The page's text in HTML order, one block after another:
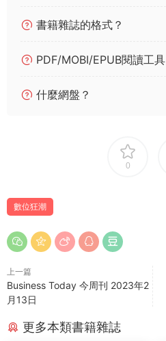
書籍雜誌的格式？
PDF/MOBI/EPUB閱讀工具
什麼網盤？
0
數位狂潮
上一篇
Business Today 今周刊 2023年2
月13日
更多本類書籍雜誌